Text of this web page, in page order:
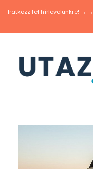
Iratkozz fel hírlevelünkre! → →